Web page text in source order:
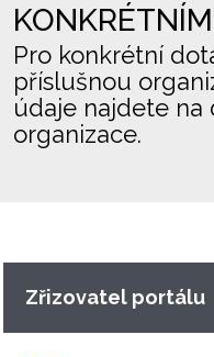
Pro konkrétní
příslušnou
údaje najdete na
organizace.
Zřizovatel portálu